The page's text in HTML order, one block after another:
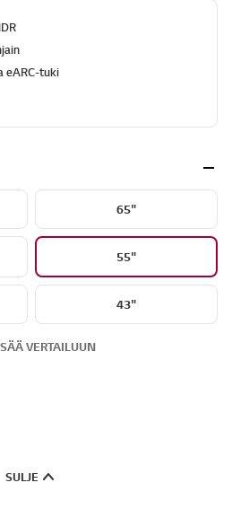
eARC-tuki
65"
55"
43"
VERTAILUUN
SULJE